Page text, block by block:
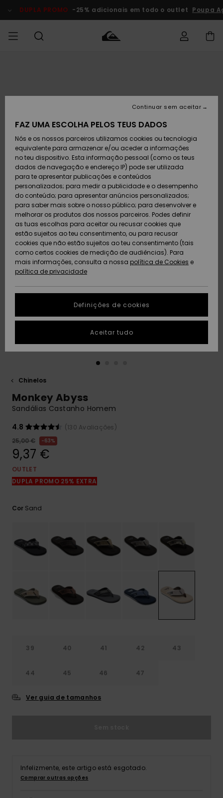
do
DUPLA PROMO -25% adicionais em todo o outlet Poupa
Calçado e
chinelos
Surfe/água
Snow
Artigos
recém-
chegados
Coleções
MENINO
Calçado e
chinelos
Surfe/água
Neve
Artigos
recém-
chegados
Highlights
MULHER
chegados
Highlights
Snow
SURF
Crianças
Highlights
Community
SNOW
Artigos
Criança
Snow Shop
Feminino
Highlights
Community
DUPLA
PROMO
Criança
Outlet
Mulher
AJUDA
Devoluções
Pagamento
Cartão
presente
Quiksilver
Freedom
Protecção de
dados
Guia de
tamanhos
conversa para
obteres a
resposta mais
rápida à tua
conversa
respostas
para as
formulário de
contacto.
SUSTAINABILITY
PRESENTE
DESEJO
Chinelos
Monkey Abyss
Sandálias Castanho Homem
4.8
(130 Avaliações)
25,00 €
63%
9,37 €
OUTLET
DUPLA PROMO 25% EXTRA
Cor Sand
39 40 41 42 43
44 45 46 47
Ver guia de tamanhos
Infelizmente, este artigo está esgotado.
Comprar outras opções
FAZ UMA ESCOLHA PELOS TEUS DADOS
Nós e os nossos parceiros utilizamos cookies ou tecnologia
equivalente para armazenar e/ou aceder a informações
no teu dispositivo. Esta informação pessoal (como os teus
dados de navegação e endereço IP) pode ser utilizada
para te apresentar publicações e conteúdos
personalizados; para medir a publicidade e o desempenho
do conteúdo; para apresentar anúncios personalizados;
para saber mais sobre o nosso público; para desenvolver e
melhorar os produtos dos nossos parceiros. Podes definir
as tuas escolhas para aceitar ou recusar cookies que
estão sujeitos ao teu consentimento, ou para recusar
cookies que não estão sujeitos ao teu consentimento (tais
como certos cookies de medição de audiências). Para
mais informações, consulta a nossa política de Cookies e
política de privacidade
Definições de cookies
Continuar sem aceitar
Aceitar tudo